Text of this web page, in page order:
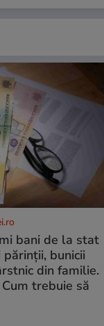
bani de la stat
bunicii
din familie.
trebuie să